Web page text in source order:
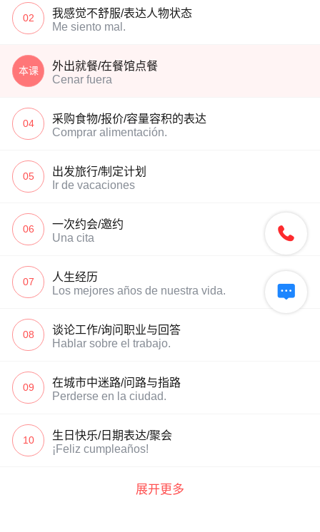
02
我感觉不舒服/表达人物状态
Me siento mal.
本课
外出就餐/在餐馆点餐
Cenar fuera
04
采购食物/报价/容量容积的表达
Comprar alimentación.
05
出发旅行/制定计划
Ir de vacaciones
06
一次约会/邀约
Una cita
07
人生经历
Los mejores años de nuestra vida.
08
谈论工作/询问职业与回答
Hablar sobre el trabajo.
09
在城市中迷路/问路与指路
Perderse en la ciudad.
10
生日快乐/日期表达/聚会
¡Feliz cumpleaños!
展开更多

